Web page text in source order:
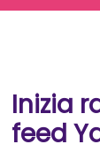
Inizia
feed